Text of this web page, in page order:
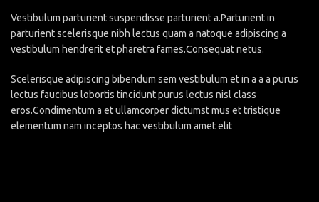
Vestibulum parturient suspendisse parturient a.Parturient in
parturient scelerisque nibh lectus quam a natoque adipiscing a
vestibulum hendrerit et pharetra fames.Consequat netus.
Scelerisque adipiscing bibendum sem vestibulum et in a a a purus
lectus faucibus lobortis tincidunt purus lectus nisl class
eros.Condimentum a et ullamcorper dictumst mus et tristique
elementum nam inceptos hac vestibulum amet elit